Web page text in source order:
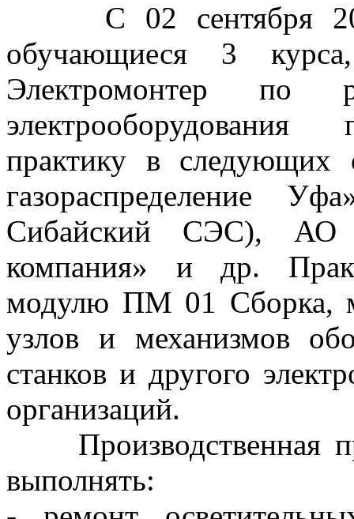
С 02 сентября
обучающиеся 3
Электромонтер по
электрооборудования
практику в следующих
газораспределение
Сибайский СЭС), АО
компания» и др.
модулю ПМ 01 Сборка,
узлов и механизмов
станков и другого
организаций.
Производственная
выполнять: